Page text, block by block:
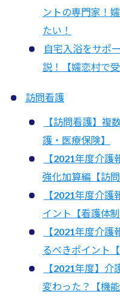
ントの専門家！
たい！
自宅入浴をサポ
説！【嬬恋村で
訪問看護
【訪問看護】複
護・医療保険】
【2021年度介
強化加算編【訪問
【2021年度介
イント【看護体制
【2021年度介
るべきポイント
【2021年度】
変わった？【機能